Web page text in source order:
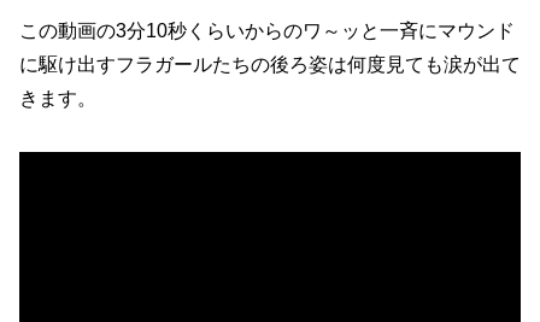
この動画の3分10秒くらいからのワ～ッと一斉にマウンド
に駆け出すフラガールたちの後ろ姿は何度見ても涙が出て
きます。